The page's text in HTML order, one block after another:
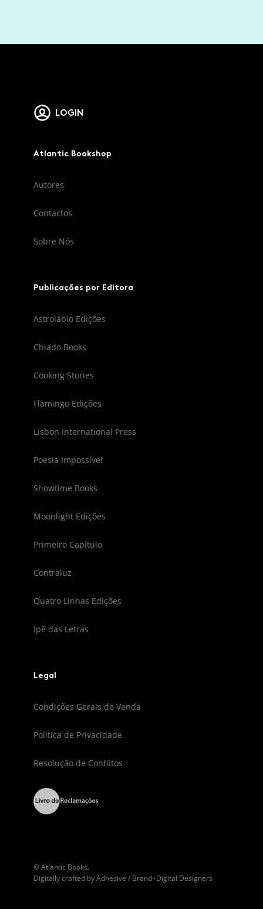
LOGIN
Atlantic Bookshop
Autores
Contactos
Sobre Nós
Publicações por Editora
Astrolábio Edições
Chiado Books
Cooking Stories
Flamingo Edições
Lisbon International Press
Poesia Impossível
Showtime Books
Moonlight Edições
Primeiro Capítulo
Contraluz
Quatro Linhas Edições
Ipê das Letras
Legal
Condições Gerais de Venda
Política de Privacidade
Resolução de Conflitos
© Atlantic Books.
Digitally crafted byAdhesive / Brand+Digital Designers